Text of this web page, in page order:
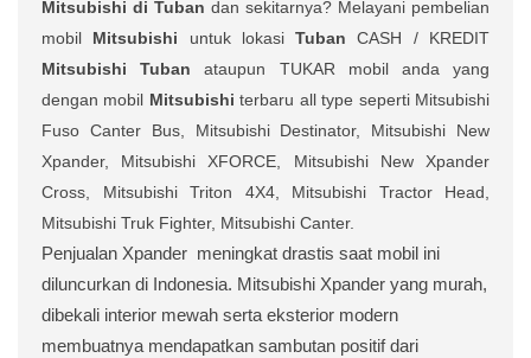
Mitsubishi di Tuban dan sekitarnya? Melayani pembelian
mobil Mitsubishi untuk lokasiTubanCASH / KREDIT
Mitsubishi Tuban ataupun TUKAR mobil anda yang
dengan mobil Mitsubishi terbaru all type seperti Mitsubishi
Fuso Canter Bus, Mitsubishi Destinator, Mitsubishi New
Xpander, Mitsubishi XFORCE, Mitsubishi New Xpander
Cross, Mitsubishi Triton 4X4, Mitsubishi Tractor Head,
Mitsubishi Truk Fighter, Mitsubishi Canter.
Penjualan Xpander meningkat drastis saat mobil ini
diluncurkan di Indonesia. Mitsubishi Xpander yang murah,
dibekali interior mewah serta eksterior modern
membuatnya mendapatkan sambutan positif dari